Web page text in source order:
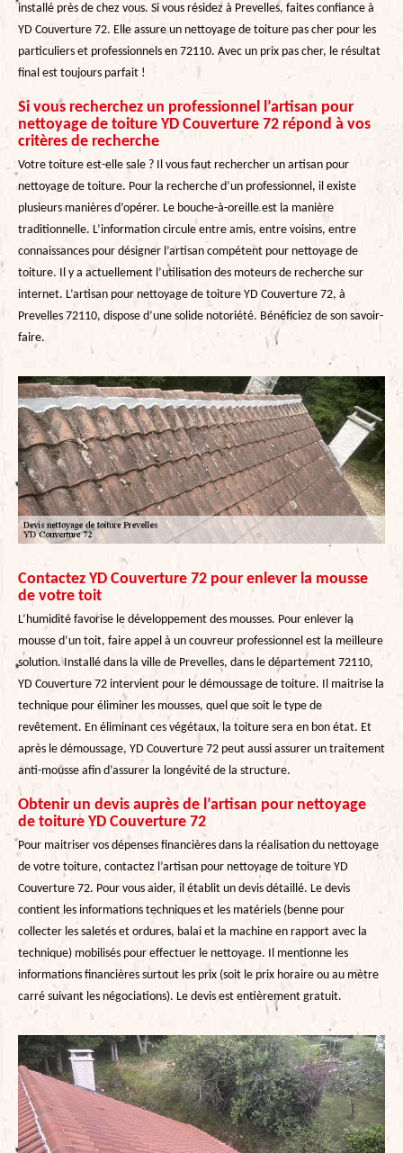
installé près de chez vous. Si vous résidez à Prevelles, faites confiance à
YD Couverture 72. Elle assure un nettoyage de toiture pas cher pour les
particuliers et professionnels en 72110. Avec un prix pas cher, le résultat
final est toujours parfait !
Si vous recherchez un professionnel l’artisan pour
nettoyage de toiture YD Couverture 72 répond à vos
critères de recherche
Votre toiture est-elle sale ? Il vous faut rechercher un artisan pour
nettoyage de toiture. Pour la recherche d’un professionnel, il existe
plusieurs manières d’opérer. Le bouche-à-oreille est la manière
traditionnelle. L’information circule entre amis, entre voisins, entre
connaissances pour désigner l’artisan compétent pour nettoyage de
toiture. Il y a actuellement l’utilisation des moteurs de recherche sur
internet. L’artisan pour nettoyage de toiture YD Couverture 72, à
Prevelles 72110, dispose d’une solide notoriété. Bénéficiez de son savoir-
faire.
Contactez YD Couverture 72 pour enlever la mousse
de votre toit
L’humidité favorise le développement des mousses. Pour enlever la
mousse d’un toit, faire appel à un couvreur professionnel est la meilleure
solution. Installé dans la ville de Prevelles, dans le département 72110,
YD Couverture 72 intervient pour le démoussage de toiture. Il maitrise la
technique pour éliminer les mousses, quel que soit le type de
revêtement. En éliminant ces végétaux, la toiture sera en bon état. Et
après le démoussage, YD Couverture 72 peut aussi assurer un traitement
anti-mousse afin d’assurer la longévité de la structure.
Obtenir un devis auprès de l’artisan pour nettoyage
de toiture YD Couverture 72
Pour maitriser vos dépenses financières dans la réalisation du nettoyage
de votre toiture, contactez l’artisan pour nettoyage de toiture YD
Couverture 72. Pour vous aider, il établit un devis détaillé. Le devis
contient les informations techniques et les matériels (benne pour
collecter les saletés et ordures, balai et la machine en rapport avec la
technique) mobilisés pour effectuer le nettoyage. Il mentionne les
informations financières surtout les prix (soit le prix horaire ou au mètre
carré suivant les négociations). Le devis est entièrement gratuit.